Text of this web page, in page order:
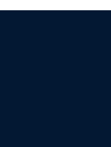
på den privata
restauranger
även hitta